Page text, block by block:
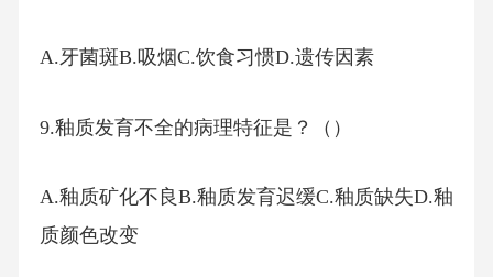
A.牙菌斑B.吸烟C.饮食习惯D.遗传因素
9.釉质发育不全的病理特征是？（）
A.釉质矿化不良B.釉质发育迟缓C.釉质缺失D.釉
质颜色改变